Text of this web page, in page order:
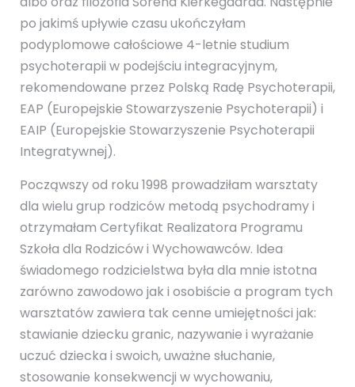
po jakimś upływie czasu ukończyłam
podyplomowe całościowe 4-letnie studium
psychoterapii w podejściu integracyjnym,
rekomendowane przez Polską Radę Psychoterapii,
EAP (Europejskie Stowarzyszenie Psychoterapii) i
EAIP (Europejskie Stowarzyszenie Psychoterapii
Integratywnej).
Począwszy od roku 1998 prowadziłam warsztaty
dla wielu grup rodziców metodą psychodramy i
otrzymałam Certyfikat Realizatora Programu
Szkoła dla Rodziców i Wychowawców. Idea
świadomego rodzicielstwa była dla mnie istotna
zarówno zawodowo jak i osobiście a program tych
warsztatów zawiera tak cenne umiejętności jak:
stawianie dziecku granic, nazywanie i wyrażanie
uczuć dziecka i swoich, uważne słuchanie,
stosowanie konsekwencji w wychowaniu,